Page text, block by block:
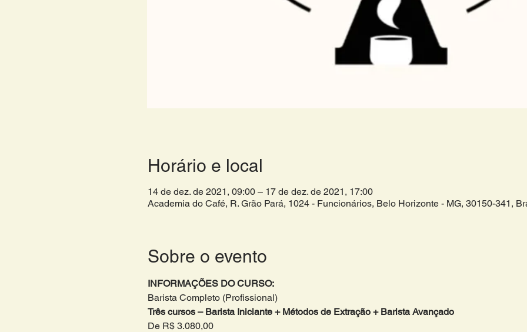
Horário e local
14 de dez. de 2021, 09:00 – 17 de dez. de 2021, 17:00
Academia do Café, R. Grão Pará, 1024 - Funcionários, Belo Horizonte - MG, 30150-341,
Sobre o evento
INFORMAÇÕES DO CURSO:
Barista Completo (Profissional)
Três cursos – Barista Iniciante + Métodos de Extração + Barista Avançado
De R$ 3.080,00